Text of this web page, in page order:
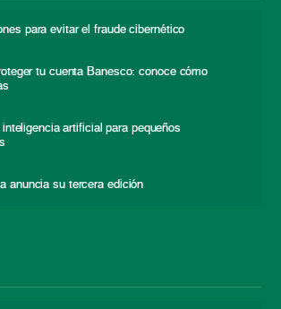
para evitar el fraude cibernético
tu cuenta Banesco: conoce cómo
artificial para pequeños
anuncia su tercera edición